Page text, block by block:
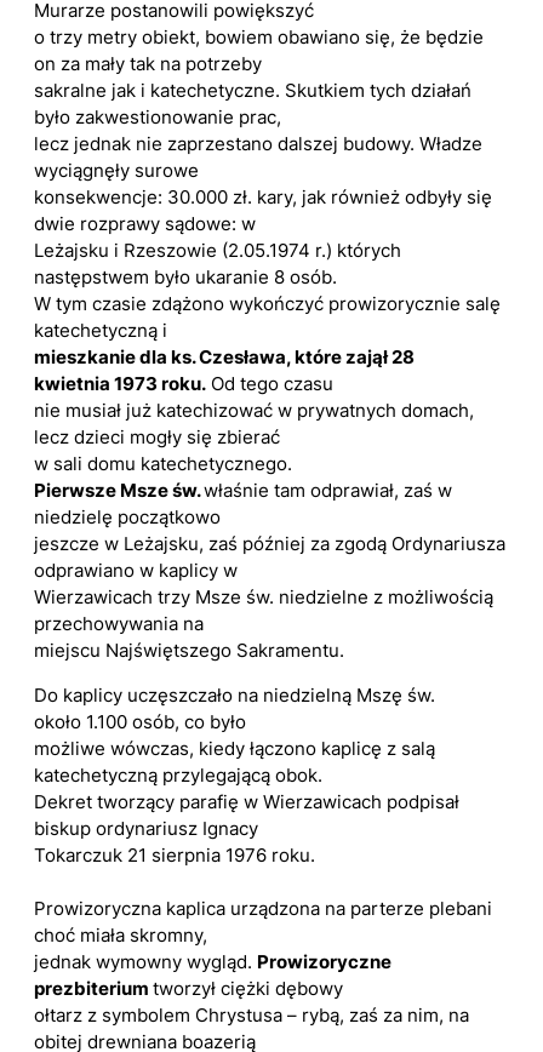
Murarze postanowili powiększyć
o trzy metry obiekt, bowiem obawiano się, że będzie
on za mały tak na potrzeby
sakralne jak i katechetyczne. Skutkiem tych działań
było zakwestionowanie prac,
lecz jednak nie zaprzestano dalszej budowy. Władze
wyciągnęły surowe
konsekwencje: 30.000 zł. kary, jak również odbyły się
dwie rozprawy sądowe: w
Leżajsku i Rzeszowie (2.05.1974 r.) których
następstwem było ukaranie 8 osób.
W tym czasie zdążono wykończyć prowizorycznie salę
katechetyczną i
mieszkanie dla ks. Czesława, które zajął 28
kwietnia 1973 roku. Od tego czasu
nie musiał już katechizować w prywatnych domach,
lecz dzieci mogły się zbierać
w sali domu katechetycznego.
Pierwsze Msze św.właśnie tam odprawiał, zaś w
niedzielę początkowo
jeszcze w Leżajsku, zaś później za zgodą Ordynariusza
odprawiano w kaplicy w
Wierzawicach trzy Msze św. niedzielne z możliwością
przechowywania na
miejscu Najświętszego Sakramentu.
Do kaplicy uczęszczało na niedzielną Mszę św.
około 1.100 osób, co było
możliwe wówczas, kiedy łączono kaplicę z salą
katechetyczną przylegającą obok.
Dekret tworzący parafię w Wierzawicach podpisał
biskup ordynariusz Ignacy
Tokarczuk 21 sierpnia 1976 roku.
Prowizoryczna kaplica urządzona na parterze plebani
choć miała skromny,
jednak wymowny wygląd. Prowizoryczne
prezbiterium tworzył ciężki dębowy
ołtarz z symbolem Chrystusa – rybą, zaś za nim, na
obitej drewniana boazerią